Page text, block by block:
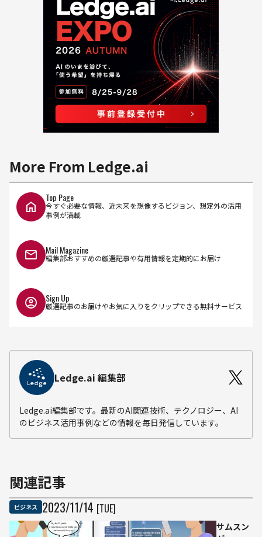
More From Ledge.ai
Top Page
今すぐ必要な情報、近未来を想像するビジョン、想定外の活用
事例が満載
Mail Magazine
編集部おすすめの厳選記事や有用情報を定期的にお届け
Sign Up
厳選記事のお届けやお気に入りをクリップできる無料サービス
Ledge.ai 編集部
Ledge.ai編集部です。最新のAI関連技術、テクノロジー、AI
のビジネス活用事例などの情報を毎日発信しています。
関連記事
ビジネス 2023/11/14 [TUE]
サムスン